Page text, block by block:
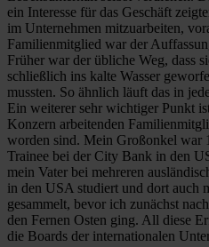
ein Interesse für das Geschäft
im Unternehmen mitzuarbeiten,
Familienmitglied war der
Früher war der übliche Weg, dass
schließlich ins kalte Wasser
mussten. So ähnlich läuft das in
Ein weiterer sehr wichtiger Punkt
Konzern arbeitenden
worden sind. Mein Großonkel war
Trainee bei der City Bank in den
mein Vater bei mehreren
in den USA studiert und dort auch
gesammelt, bevor ich zunächst
den Fernen Osten ging. All diese
die Boards der internationalen